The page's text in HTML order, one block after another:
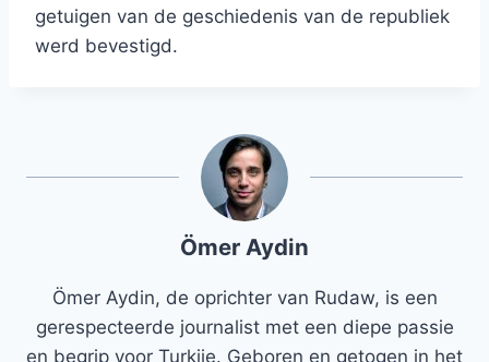
getuigen van de geschiedenis van de republiek
werd bevestigd.
Ömer Aydin
Ömer Aydin, de oprichter van Rudaw, is een
gerespecteerde journalist met een diepe passie
en begrip voor Turkije. Geboren en getogen in het